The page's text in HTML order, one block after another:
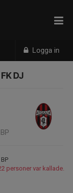
Logga in
DJ
personer var kallade.